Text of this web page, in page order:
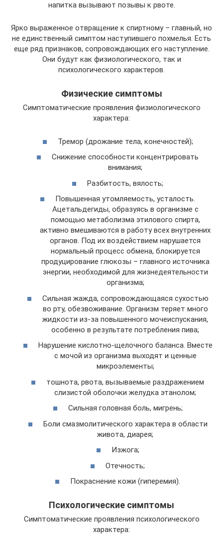
напитка вызывают позывы к рвоте.
Ярко выраженное отвращение к спиртному – главный, но
не единственный симптом наступившего похмелья. Есть
еще ряд признаков, сопровождающих его наступление.
Они будут как физиологического, так и
психологического характеров.
Физические симптомы
Симптоматические проявления физиологического
характера:
Тремор (дрожание тела, конечностей);
Снижение способности концентрировать
внимания;
Разбитость, вялость;
Повышенная утомляемость, усталость.
Ацетальдегиды, образуясь в организме с
помощью метаболизма этилового спирта,
активно вмешиваются в работу всех внутренних
органов. Под их воздействием нарушается
нормальный процесс обмена, блокируется
продуцирование глюкозы – главного источника
энергии, необходимой для жизнедеятельности
организма;
Сильная жажда, сопровождающаяся сухостью
во рту, обезвоживание. Организм теряет много
жидкости из-за повышенного мочеиспускания,
особенно в результате потребления пива;
Нарушение кислотно-щелочного баланса. Вместе
с мочой из организма выходят и ценные
микроэлементы;
тошнота, рвота, вызываемые раздражением
слизистой оболочки желудка этанолом;
Сильная головная боль, мигрень;
Боли смазмолитического характера в области
живота, диарея;
Изжога;
Отечность;
Покраснение кожи (гиперемия).
Психологические симптомы
Симптоматические проявления психологического
характера: